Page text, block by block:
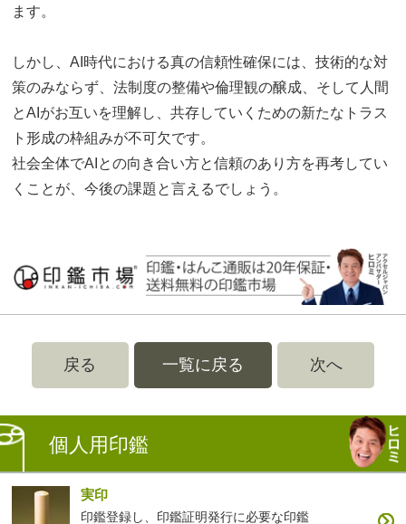
ます。
しかし、AI時代における真の信頼性確保には、技術的な対
策のみならず、法制度の整備や倫理観の醸成、そして人間
とAIがお互いを理解し、共存していくための新たなトラス
ト形成の枠組みが不可欠です。
社会全体でAIとの向き合い方と信頼のあり方を再考してい
くことが、今後の課題と言えるでしょう。
戻る 一覧に戻る 次へ
個人用印鑑
実印
印鑑登録し、印鑑証明発行に必要な印鑑